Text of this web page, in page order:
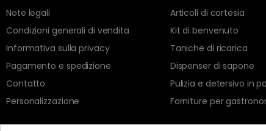
Note legali
Condizioni generali di vendita
Informativa sulla privacy
Pagamento e spedizione
Contatto
Personalizzazione
Articoli di cortesia
Kit di benvenuto
Taniche di ricarica
Dispenser di sapone
Pulizia e detersivo in
Forniture per